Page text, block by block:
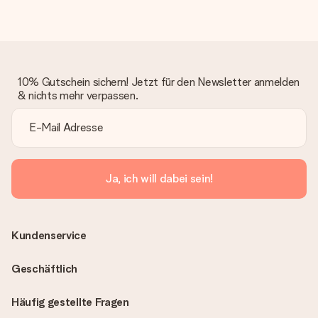
10% Gutschein sichern! Jetzt für den Newsletter anmelden
& nichts mehr verpassen.
Ja, ich will dabei sein!
Häufig gestellte Fragen
Kundenservice
Geschäftlich